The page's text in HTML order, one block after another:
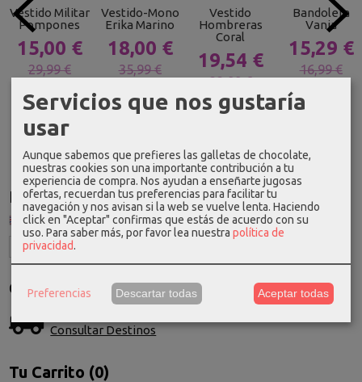
Idioma
Costes de Envío
Consultar Destinos
Tu Carrito (0)
Vestido Militar
Pompones
15,00 €
29,99 €
Vestido-Mono
Erika Marino
18,00 €
35,99 €
Vestido
Hombreras
Coral
19,54 €
22,99 €
Bandolera
Vania
15,29 €
16,99 €
Servicios que nos gustaría
usar
Aunque sabemos que prefieres las galletas de chocolate,
nuestras cookies son una importante contribución a tu
experiencia de compra. Nos ayudan a enseñarte jugosas
ofertas, recuerdan tus preferencias para facilitar tu
navegación y nos avisan si la web se vuelve lenta. Haciendo
click en "Aceptar" confirmas que estás de acuerdo con su
uso. Para saber más, por favor lea nuestra política de
privacidad.
Preferencias Descartar todas Aceptar todas